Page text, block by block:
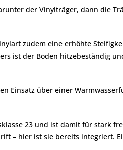
der Vinylträger, dann die
zudem eine erhöhte
ist der Boden hitzebeständig
Einsatz über einer
23 und ist damit für stark
– hier ist sie bereits integriert.